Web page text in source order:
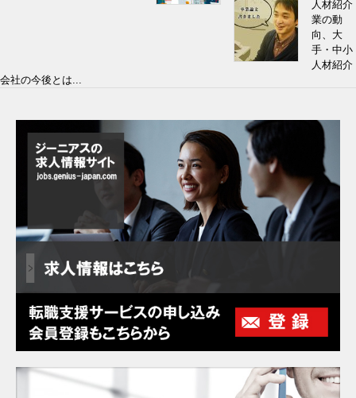
人材紹介
業の動
向、大
手・中小
人材紹介
会社の今後とは...